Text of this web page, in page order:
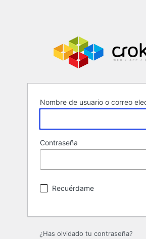
Nombre de usuario o correo
Contraseña
Recuérdame
¿Has olvidado tu contraseña?